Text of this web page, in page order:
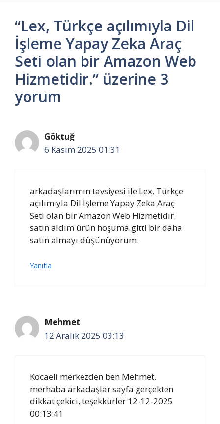
“Lex, Türkçe açılımıyla Dil
İşleme Yapay Zeka Araç
Seti olan bir Amazon Web
Hizmetidir.” üzerine 3
yorum
Göktuğ
6 Kasım 2025 01:31
arkadaşlarımın tavsiyesi ile Lex, Türkçe
açılımıyla Dil İşleme Yapay Zeka Araç
Seti olan bir Amazon Web Hizmetidir.
satın aldım ürün hoşuma gitti bir daha
satın almayı düşünüyorum.
Yanıtla
Mehmet
12 Aralık 2025 03:13
Kocaeli merkezden ben Mehmet.
merhaba arkadaşlar sayfa gerçekten
dikkat çekici, teşekkürler 12-12-2025
00:13:41